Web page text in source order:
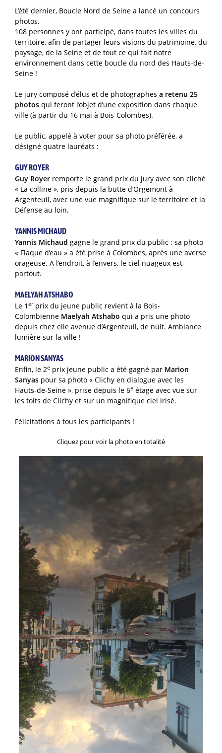
L’été dernier, Boucle Nord de Seine a lancé un concours
photos.
108 personnes y ont participé, dans toutes les villes du
territoire, afin de partager leurs visions du patrimoine, du
paysage, de la Seine et de tout ce qui fait notre
environnement dans cette boucle du nord des Hauts-de-
Seine !
Le jury composé d’élus et de photographes a retenu 25
photos qui feront l’objet d’une exposition dans chaque
ville (à partir du 16 mai à Bois-Colombes).
Le public, appelé à voter pour sa photo préférée, a
désigné quatre lauréats :
GUY ROYER
Guy Royer remporte le grand prix du jury avec son cliché
« La colline », pris depuis la butte d’Orgemont à
Argenteuil, avec une vue magnifique sur le territoire et la
Défense au loin.
YANNIS MICHAUD
Yannis Michaud gagne le grand prix du public : sa photo
« Flaque d’eau » a été prise à Colombes, après une averse
orageuse. A l’endroit, à l’envers, le ciel nuageux est
partout.
MAELYAH ATSHABO
Le 1 erprix du jeune public revient à la Bois-
Colombienne Maelyah Atshabo qui a pris une photo
depuis chez elle avenue d’Argenteuil, de nuit. Ambiance
lumière sur la ville !
MARION SANYAS
Enfin, le 2e prix jeune public a été gagné par Marion
Sanyas pour sa photo « Clichy en dialogue avec les
Hauts-de-Seine », prise depuis le 6e étage avec vue sur
les toits de Clichy et sur un magnifique ciel irisé.
Félicitations à tous les participants !
Cliquez pour voir la photo en totalité